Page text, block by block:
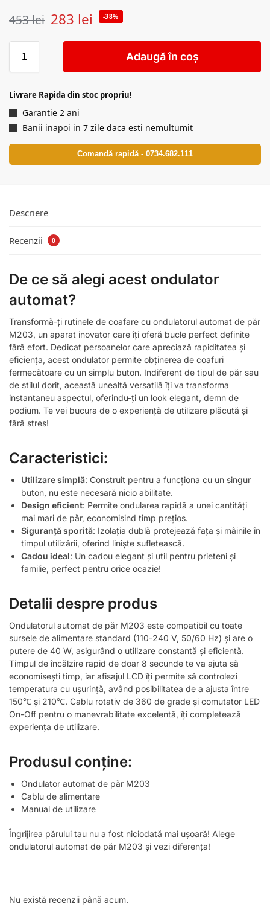
453lei 283 lei -38%
Adaugă în coș
Livrare Rapida din stoc propriu!
Garantie 2 ani
Banii inapoi in 7 zile daca esti nemultumit
Comandă rapidă - 0734.682.111
Descriere
Recenzii 0
De ce să alegi acest ondulator
automat?
Transformă-ți rutinele de coafare cu ondulatorul automat de păr
M203, un aparat inovator care îți oferă bucle perfect definite
fără efort. Dedicat persoanelor care apreciază rapiditatea și
eficiența, acest ondulator permite obținerea de coafuri
fermecătoare cu un simplu buton. Indiferent de tipul de păr sau
de stilul dorit, această unealtă versatilă îți va transforma
instantaneu aspectul, oferindu-ți un look elegant, demn de
podium. Te vei bucura de o experiență de utilizare plăcută și
fără stres!
Caracteristici:
Utilizare simplă: Construit pentru a funcționa cu un singur
buton, nu este necesară nicio abilitate.
Design eficient: Permite ondularea rapidă a unei cantități
mai mari de păr, economisind timp prețios.
Siguranță sporită: Izolația dublă protejează fața și mâinile în
timpul utilizării, oferind liniște sufletească.
Cadou ideal: Un cadou elegant și util pentru prieteni și
familie, perfect pentru orice ocazie!
Detalii despre produs
Ondulatorul automat de păr M203 este compatibil cu toate
sursele de alimentare standard (110-240 V, 50/60 Hz) și are o
putere de 40 W, asigurând o utilizare constantă și eficientă.
Timpul de încălzire rapid de doar 8 secunde te va ajuta să
economisești timp, iar afisajul LCD îți permite să controlezi
temperatura cu ușurință, având posibilitatea de a ajusta între
150℃ și 210℃. Cablu rotativ de 360 de grade și comutator LED
On-Off pentru o manevrabilitate excelentă, îți completează
experiența de utilizare.
Produsul conține:
Ondulator automat de păr M203
Cablu de alimentare
Manual de utilizare
Îngrijirea părului tau nu a fost niciodată mai ușoară! Alege
ondulatorul automat de păr M203 și vezi diferența!
Nu există recenzii până acum.